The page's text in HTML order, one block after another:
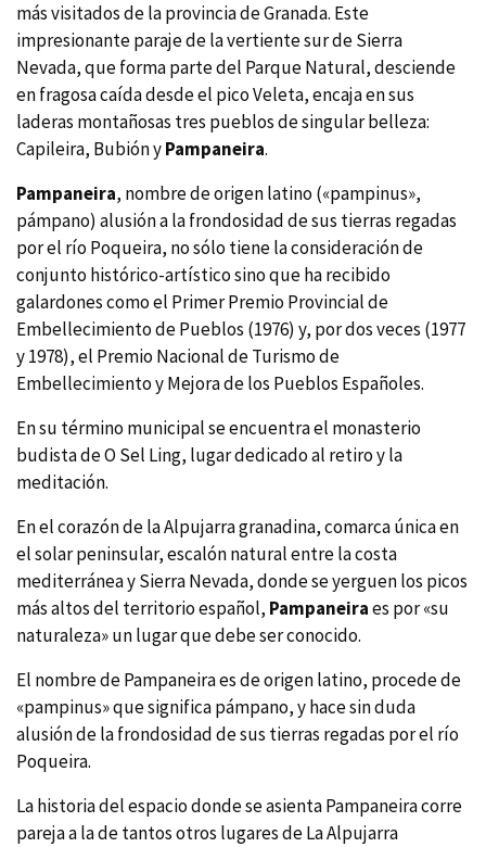
más visitados de la provincia de Granada. Este
impresionante paraje de la vertiente sur de Sierra
Nevada, que forma parte del Parque Natural, desciende
en fragosa caí­da desde el pico Veleta, encaja en sus
laderas montañosas tres pueblos de singular belleza:
Capileira, Bubión yPampaneira.
Pampaneira, nombre de origen latino («pampinus»,
pámpano) alusión a la frondosidad de sus tierras regadas
por el rí­o Poqueira, no sólo tiene la consideración de
conjunto histórico-artí­stico sino que ha recibido
galardones como el Primer Premio Provincial de
Embellecimiento de Pueblos (1976) y, por dos veces (1977
y 1978), el Premio Nacional de Turismo de
Embellecimiento y Mejora de los Pueblos Españoles.
En su término municipal se encuentra el monasterio
budista de O Sel Ling, lugar dedicado al retiro y la
meditación.
En el corazón de la Alpujarra granadina, comarca única en
el solar peninsular, escalón natural entre la costa
mediterránea y Sierra Nevada, donde se yerguen los picos
más altos del territorio español, Pampaneiraes por «su
naturaleza» un lugar que debe ser conocido.
El nombre de Pampaneira es de origen latino, procede de
«pampinus» que significa pámpano, y hace sin duda
alusión de la frondosidad de sus tierras regadas por el rí­o
Poqueira.
La historia del espacio donde se asienta Pampaneira corre
pareja a la de tantos otros lugares de La Alpujarra